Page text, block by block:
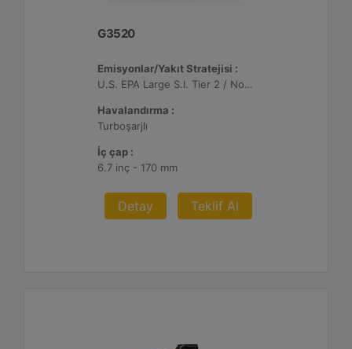
G3520
Emisyonlar/Yakıt Stratejisi :
U.S. EPA Large S.I. Tier 2 / Non-Road Mobile Sertifikalı
Havalandırma :
Turboşarjlı
İç çap :
6.7 inç - 170 mm
Detay Teklif Al